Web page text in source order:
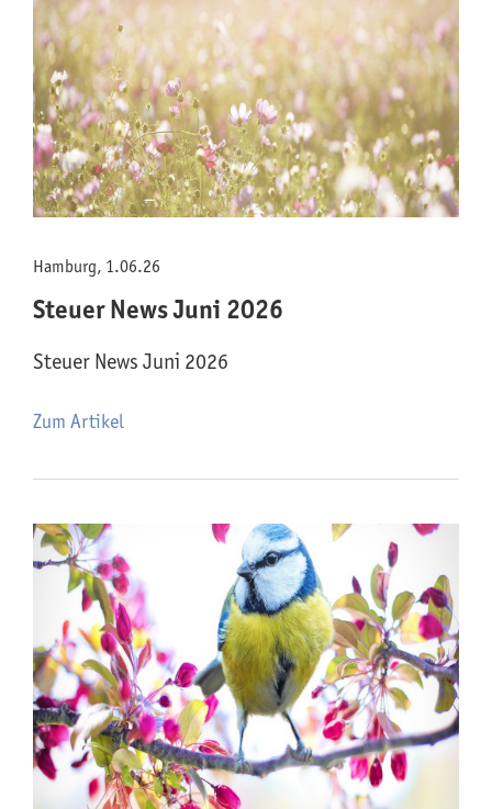
Hamburg, 1.06.26
Steuer News Juni 2026
Steuer News Juni 2026
Zum Artikel